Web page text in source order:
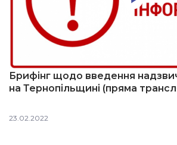
Брифінг щодо введення
на Тернопільщині (пряма
23.02.2022